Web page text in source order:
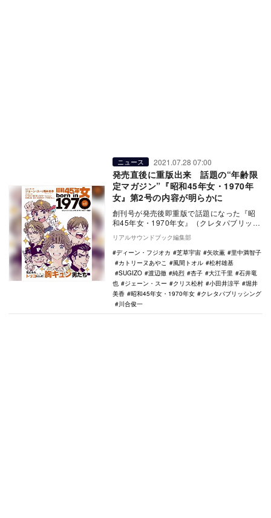
ニュース 2021.07.28 07:00
発売直後に重版出来 話題の“年齢限
定マガジン”『昭和45年女・1970年
女』第2号の内容が明らかに
創刊号が発売後即重版で話題になった『昭
和45年女・1970年女』（クレタパブリッシ
ング）が、7月29日にvol.2を発行。今号
の…
リアルサウンドブック編集部
ディーン・フジオカ
芝草宇宙 矢吹薫
里中満智子
カトリーヌあやこ
風間トオル
松村雄基
SUGIZO
渡辺徹 純烈 杏子 大江千里
石井竜
也
ジェーン・スー クリス松村 小田井涼平
堀井
美香
昭和45年女・1970年女
クレタパブリッシング
川合俊一